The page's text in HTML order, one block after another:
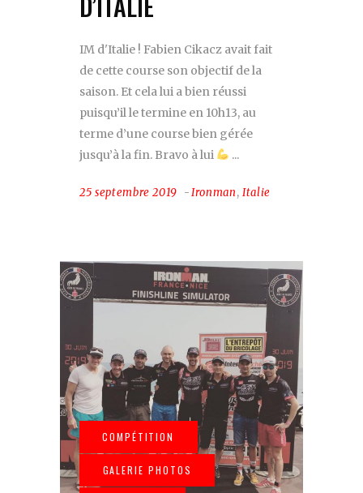
IM d'Italie ! Fabien Cikacz avait fait
de cette course son objectif de la
saison. Et cela lui a bien réussi
puisqu’il le termine en 10h13, au
terme d’une course bien gérée
jusqu’à la fin. Bravo à lui
25 septembre 2019 Ironman, Italie